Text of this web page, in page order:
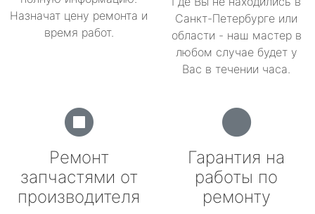
Назначат цену ремонта и
время работ.
Санкт-Петербурге или
области - наш мастер в
любом случае будет у
Вас в течении часа.
Ремонт
запчастями от
производителя
Гарантия на
работы по
ремонту